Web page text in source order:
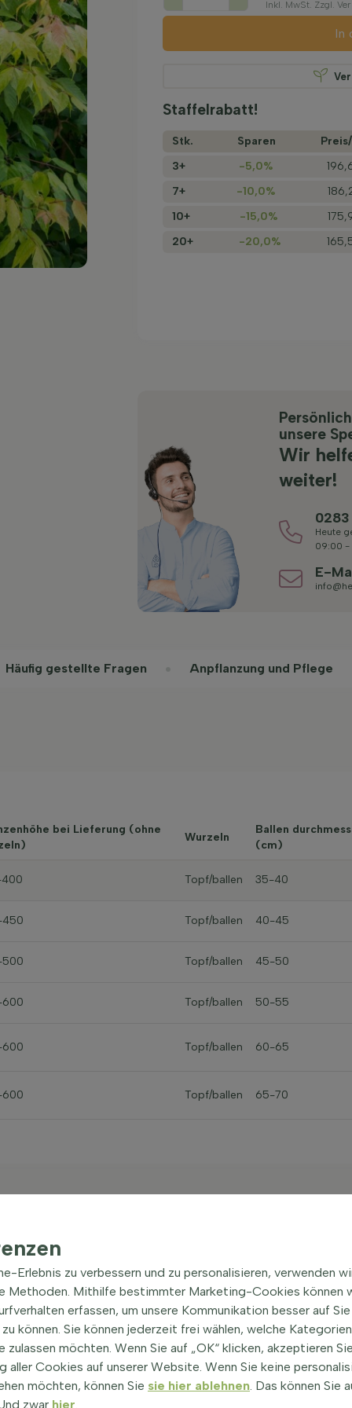
Inkl. MwSt. Zzgl.
In
Staffelrabatt!
Stk. Sparen
3+
-5,0%
7+
-10,0%
10+
-15,0%
20+
-20,0%
unsere
Wir
weiter!
Heute
09:00 -
E-
Häufig gestellte Fragen Anpflanzung und Pflege
bei Lieferung (ohne
Wurzeln
Ballen
(cm)
Topf/ballen 35-40
Topf/ballen 40-45
Topf/ballen 45-50
Topf/ballen 50-55
Topf/ballen 60-65
Topf/ballen 65-70
Baum­eigen­schaften
Acer negundo Hochstamm
Eschen-Ahorn
Gattung
Acer (Ahorn)(alle Sorten
anzeigen)
Wurzeln
Topf/ballen
Erlebnis zu verbessern und zu personalisieren, verwenden
Methoden. Mithilfe bestimmter Marketing-Cookies können
erfassen, um unsere Kommunikation besser auf Sie
können. Sie können jederzeit frei wählen, welche
zulassen möchten. Wenn Sie auf „OK“ klicken, akzeptieren
aller Cookies auf unserer Website. Wenn Sie keine
möchten, können Sie sie hier ablehnen. Das können Sie
zwar hier